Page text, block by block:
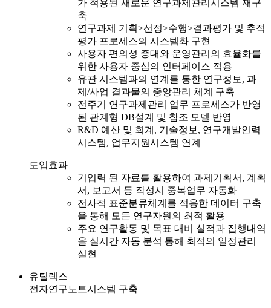
가 적용된 새로운 연구과제관리시스템 재구
축
연구과제 기획>선정>수행>결과평가 및 추적
평가 프로세스의 시스템화 구현
사용자 편의성 증대와 운영관리의 효율화를
위한 사용자 중심의 인터페이스 적용
유관 시스템과의 연계를 통한 연구정보, 과
제/사업 결과물의 중앙관리 체계 구축
전주기 연구과제관리 업무 프로세스가 반영
된 관계형 DB설계 및 참조 모델 반영
R&D 예산 및 회계, 기술정보, 연구개발인력
시스템, 업무지원시스템 연계
도입효과
기입력 된 자료를 활용하여 과제기획서, 계획
서, 보고서 등 작성시 중복업무 자동화
전사적 표준분류체계를 적용한 데이터 구축
을 통해 모든 연구자원의 최적 활용
주요 연구활동 및 목표 대비 실적과 집행내역
을 실시간 자동 분석 통해 최적의 일정관리
실현
유틸렉스
전자연구노트시스템 구축